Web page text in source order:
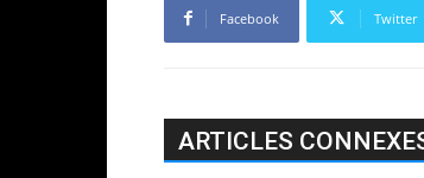
Facebook Twitter
ARTICLES